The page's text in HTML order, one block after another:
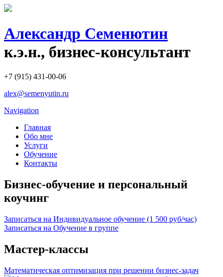
Александр Семенютин
к.э.н., бизнес-консультант
+7 (915) 431-00-06
alex@semenyutin.ru
Navigation
Главная
Обо мне
Услуги
Обучение
Контакты
Бизнес-обучение и персональный
коучинг
Записаться на Индивидуальное обучение (1 500 руб/час)
Записаться на Обучение в группе
Мастер-классы
Математическая оптимизация при решении бизнес-задач